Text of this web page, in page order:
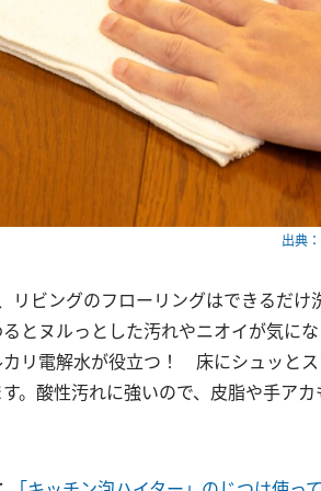
出典
リビングのフローリングはできるだけ
とヌルっとした汚れやニオイが気にな
リ電解水が役立つ！ 床にシュッと
。酸性汚れに強いので、皮脂や手ア